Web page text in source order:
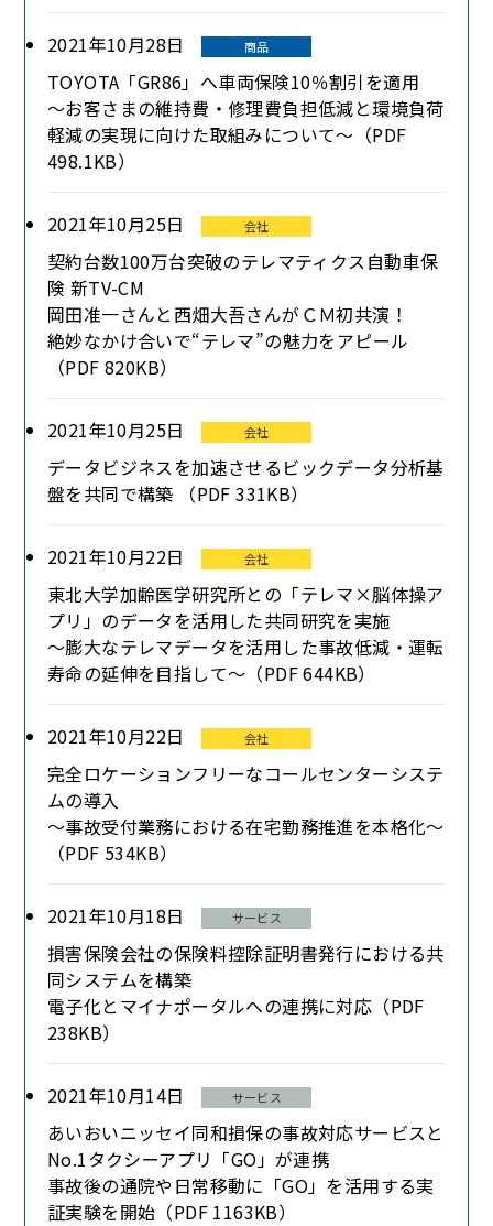
2021年10月28日 商品
TOYOTA「GR86」へ車両保険10％割引を適用
～お客さまの維持費・修理費負担低減と環境負荷
軽減の実現に向けた取組みについて～（PDF
498.1KB）
2021年10月25日 会社
契約台数100万台突破のテレマティクス自動車保
険 新TV-CM
岡田准一さんと西畑大吾さんがＣＭ初共演！
絶妙なかけ合いで“テレマ”の魅力をアピール
（PDF 820KB）
2021年10月25日 会社
データビジネスを加速させるビックデータ分析基
盤を共同で構築 （PDF 331KB）
2021年10月22日 会社
東北大学加齢医学研究所との「テレマ×脳体操ア
プリ」のデータを活用した共同研究を実施
～膨大なテレマデータを活用した事故低減・運転
寿命の延伸を目指して～（PDF 644KB）
2021年10月22日 会社
完全ロケーションフリーなコールセンターシステ
ムの導入
～事故受付業務における在宅勤務推進を本格化～
（PDF 534KB）
2021年10月18日 サービス
損害保険会社の保険料控除証明書発行における共
同システムを構築
電子化とマイナポータルへの連携に対応（PDF
238KB）
2021年10月14日 サービス
あいおいニッセイ同和損保の事故対応サービスと
No.1タクシーアプリ「GO」が連携
事故後の通院や日常移動に「GO」を活用する実
証実験を開始（PDF 1163KB）